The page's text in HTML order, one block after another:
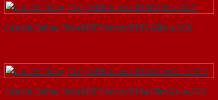
Cửa Gỗ Chống Cháy MDF Veneer P1R2 ASH-a-SGD
Cửa Gỗ Chống Cháy MDF Veneer P1R4 Căm Xe-a-SGD